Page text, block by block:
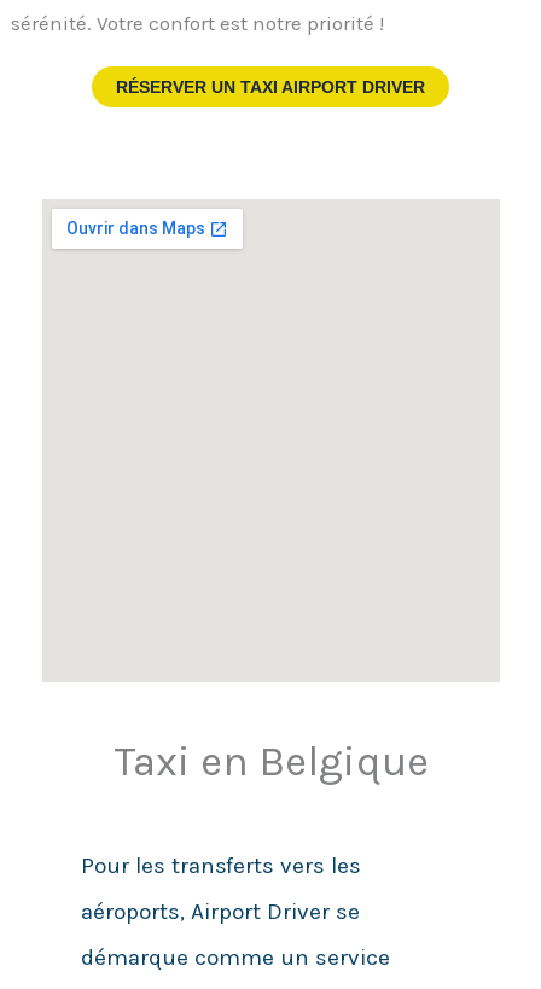
sérénité. Votre confort est notre priorité !
RÉSERVER UN TAXI AIRPORT DRIVER
Taxi en Belgique
Pour les transferts vers les
aéroports, Airport Driver se
démarque comme un service